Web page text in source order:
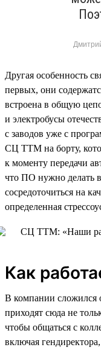
Другая особенность
первых, они
встроена в общую
и электробусы
с заводов уже с
СЦ ТТМ на борту,
к моменту передачи
что ПО нужно делать
сосредоточиться на
определенная
Как
В компании сложился
приходят сюда не
чтобы общаться с
включая